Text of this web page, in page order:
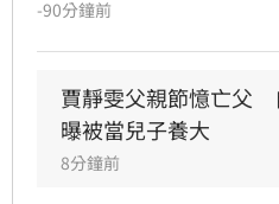
在門外落淚。最讓狄志
父親曬太陽時，自己因
父親，沒想到那竟是父
後便陷入永眠。這段錯
-90分鐘前
賈靜雯父親節憶亡父　
曝被當兒子養大
8分鐘前